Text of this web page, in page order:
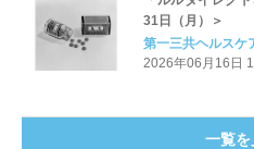
31日（月）＞
第一三共ヘルスケ
2026年06月16日
一覧を